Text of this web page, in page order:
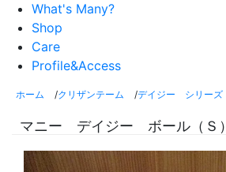
What's Many?
Shop
Care
Profile&Access
ホーム /クリザンテーム /デイジー シリーズ
マニー デイジー ボール（Ｓ）